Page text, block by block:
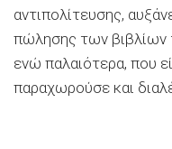
αντιπολίτευσης,
πώλησης των βιβλίων
ενώ παλαιότερα, που
παραχωρούσε και